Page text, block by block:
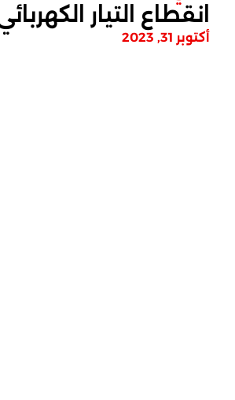
انقطاع التيار
أكتوبر 31, 2023